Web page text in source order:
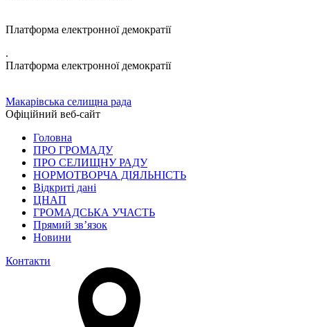
Платформа електронної демократії
.
Платформа електронної демократії
Макарівська селищна рада
Офіційний веб-сайт
Головна
ПРО ГРОМАДУ
ПРО СЕЛИЩНУ РАДУ
НОРМОТВОРЧА ДІЯЛЬНІСТЬ
Відкриті дані
ЦНАП
ГРОМАДСЬКА УЧАСТЬ
Прямий зв’язок
Новини
Контакти